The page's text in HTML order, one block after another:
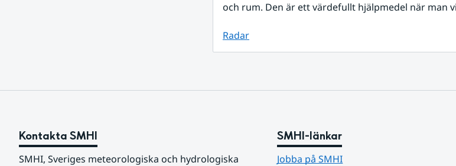
och rum. Den är ett värdefullt hjälpmedel när man
Radar
Kontakta SMHI
SMHI, Sveriges meteorologiska och hydrologiska
SMHI-länkar
Jobba på SMHI